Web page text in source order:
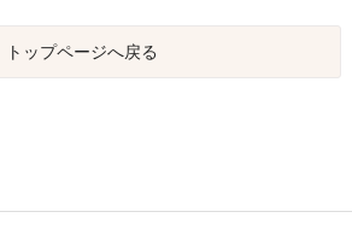
トップページへ戻る